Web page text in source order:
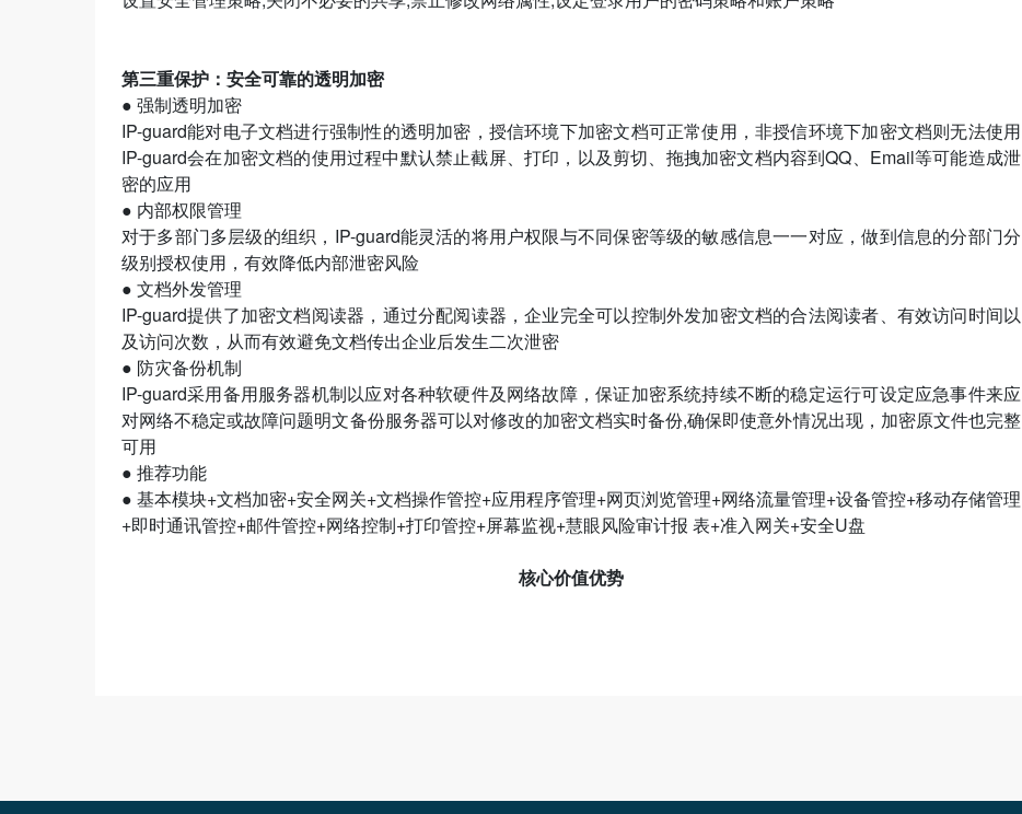
第三重保护：安全可靠的透明加密
● 强制透明加密
IP-guard能对电子文档进行强制性的透明加密，授信环境下加密文档可正常使用，非授信环境下加密文档则无法使用
IP-guard会在加密文档的使用过程中默认禁止截屏、打印，以及剪切、拖拽加密文档内容到QQ、Email等可能造成泄
密的应用
● 内部权限管理
对于多部门多层级的组织，IP-guard能灵活的将用户权限与不同保密等级的敏感信息一一对应，做到信息的分部门分
级别授权使用，有效降低内部泄密风险
● 文档外发管理
IP-guard提供了加密文档阅读器，通过分配阅读器，企业完全可以控制外发加密文档的合法阅读者、有效访问时间以
及访问次数，从而有效避免文档传出企业后发生二次泄密
● 防灾备份机制
IP-guard采用备用服务器机制以应对各种软硬件及网络故障，保证加密系统持续不断的稳定运行可设定应急事件来应
对网络不稳定或故障问题明文备份服务器可以对修改的加密文档实时备份,确保即使意外情况出现，加密原文件也完整
可用
● 推荐功能
● 基本模块+文档加密+安全网关+文档操作管控+应用程序管理+网页浏览管理+网络流量管理+设备管控+移动存储管理
+即时通讯管控+邮件管控+网络控制+打印管控+屏幕监视+慧眼风险审计报 表+准入网关+安全U盘
核心价值优势